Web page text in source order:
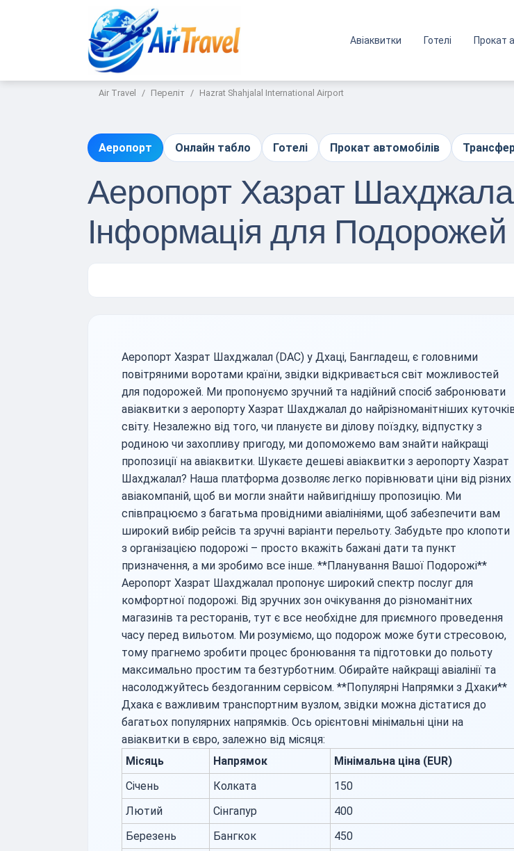
Авіаквитки Готелі Прокат
Air Travel Переліт Hazrat Shahjalal International Airport
Аеропорт Онлайн табло Готелі Прокат автомобілів
Аеропорт Хазрат
Інформація для Подорожей
Аеропорт Хазрат Шахджалал (DAC) у Дхаці, Бангладеш, є головними
повітряними воротами країни, звідки відкривається світ можливостей
для подорожей. Ми пропонуємо зручний та надійний спосіб забронювати
авіаквитки з аеропорту Хазрат Шахджалал до найрізноманітніших
світу. Незалежно від того, чи плануєте ви ділову поїздку, відпустку з
родиною чи захопливу пригоду, ми допоможемо вам знайти найкращі
пропозиції на авіаквитки. Шукаєте дешеві авіаквитки з аеропорту Хазрат
Шахджалал? Наша платформа дозволяє легко порівнювати ціни від різних
авіакомпаній, щоб ви могли знайти найвигіднішу пропозицію. Ми
співпрацюємо з багатьма провідними авіалініями, щоб забезпечити вам
широкий вибір рейсів та зручні варіанти перельоту. Забудьте про клопоти
з організацією подорожі – просто вкажіть бажані дати та пункт
призначення, а ми зробимо все інше. **Планування Вашої Подорожі**
Аеропорт Хазрат Шахджалал пропонує широкий спектр послуг для
комфортної подорожі. Від зручних зон очікування до різноманітних
магазинів та ресторанів, тут є все необхідне для приємного проведення
часу перед вильотом. Ми розуміємо, що подорож може бути стресовою,
тому прагнемо зробити процес бронювання та підготовки до польоту
максимально простим та безтурботним. Обирайте найкращі авіалінії та
насолоджуйтесь бездоганним сервісом. **Популярні Напрямки з Дхаки**
Дхака є важливим транспортним вузлом, звідки можна дістатися до
багатьох популярних напрямків. Ось орієнтовні мінімальні ціни на
авіаквитки в євро, залежно від місяця:
Місяць
Напрямок
Мінімальна ціна (EUR)
Січень
Колката
150
Лютий
Сінгапур
400
Березень
Бангкок
450